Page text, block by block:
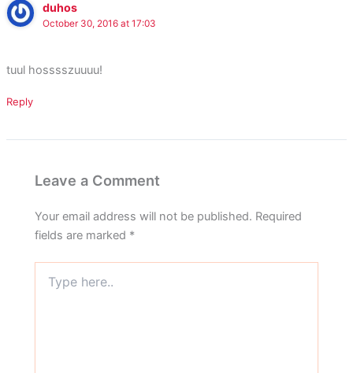
duhos
October 30, 2016 at 17:03
tuul hosssszuuuu!
Reply
Leave a Comment
Your email address will not be published. Required
fields are marked *
here..